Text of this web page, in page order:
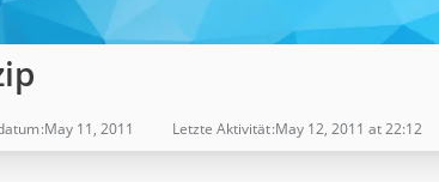
May 11, 2011 Letzte Aktivität May 12, 2011 at 22:12